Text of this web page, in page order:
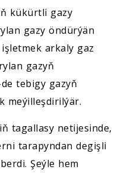
kükürtli gazy
gazy öndürýän
arkaly gaz
gazyň
tebigy gazyň
meýilleşdirilýär.
tagallasy netijesinde,
tarapyndan degişli
Şeýle hem